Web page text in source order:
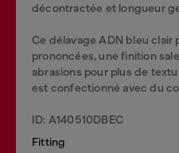
décontractée et longueur
Ce délavage ADN bleu
prononcées, une finition
abrasions pour plus de
est confectionné avec du
ID: A140510DBEC
Fitting